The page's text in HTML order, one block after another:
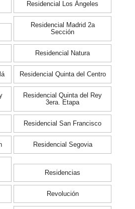
Residencial Los Ángeles
Residencial Madrid 2a
Sección
Residencial Natura
Residencial Quinta del Centro
Residencial Quinta del Rey
3era. Etapa
Residencial San Francisco
Residencial Segovia
Residencias
Revolución